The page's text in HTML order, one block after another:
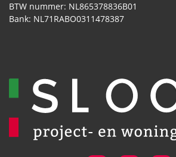
BTW nummer: NL865378836B01
Bank: NL71RABO0311478387